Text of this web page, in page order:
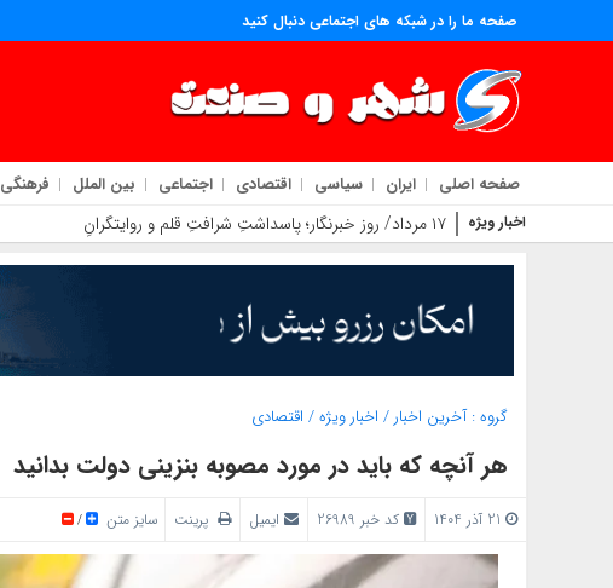
صفحه ما را در شبکه های اجتماعی دنبال کنید
صفحه اصلی ایران سیاسی اقتصادی اجتماعی بین الملل فرهنگی
اخبار ویژه ۱۷ مرداد/ روز خبرنگار؛ پاسداشتِ شرافتِ قلم و روایتگرانِ حقیقت
گروه :آخرین اخبار / اخبار ویژه/ اقتصادی
هر آنچه که باید در مورد مصوبه بنزینی دولت بدانید
کد خبر 26989 ایمیل پرینت سایز متن /